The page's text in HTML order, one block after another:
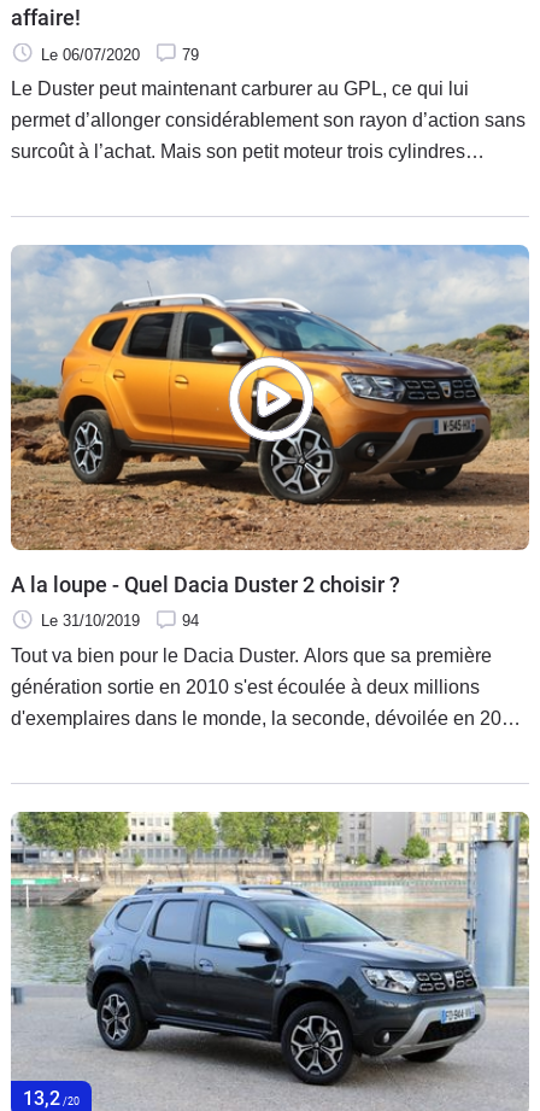
affaire!
Le 06/07/2020 79
Le Duster peut maintenant carburer au GPL, ce qui lui
permet d’allonger considérablement son rayon d’action sans
surcoût à l’achat. Mais son petit moteur trois cylindres
A la loupe - Quel Dacia Duster 2 choisir ?
Le 31/10/2019 94
Tout va bien pour le Dacia Duster. Alors que sa première
génération sortie en 2010 s'est écoulée à deux millions
d'exemplaires dans le monde, la seconde, dévoilée en 2017,
20 % en Europe depuis le début de l'année. Quels sont ses
qualités et ses défauts, quelle motorisation faut-il choisir
dans la gamme bien remaniée ces derniers mois et quelle
finition faut-il privilégier ? C'est ce que l'on va vous dire tout
de suite dans cet essai à la loupe.
13,2 /20